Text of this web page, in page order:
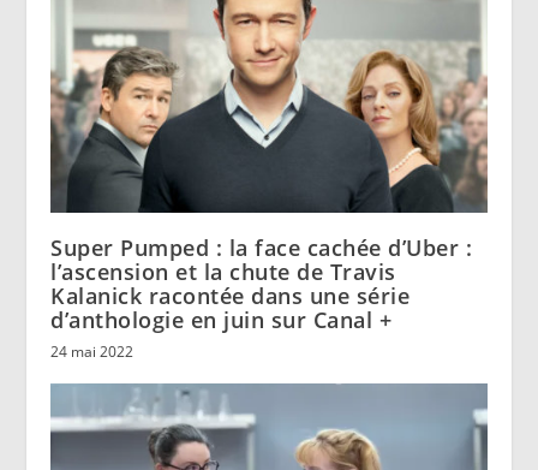
Super Pumped : la face cachée d’Uber :
l’ascension et la chute de Travis
Kalanick racontée dans une série
d’anthologie en juin sur Canal +
24 mai 2022